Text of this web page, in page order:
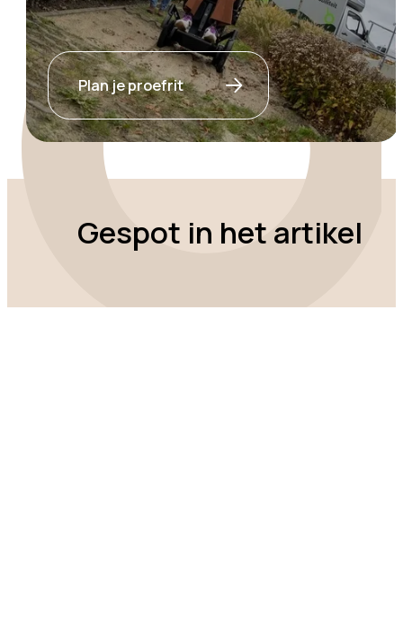
Plan je proefrit
Gespot in het artikel